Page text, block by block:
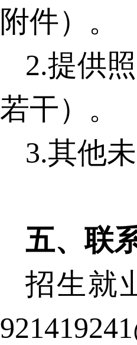
附件）。
2.提供
若干）。
3.其他
五、联
招生就